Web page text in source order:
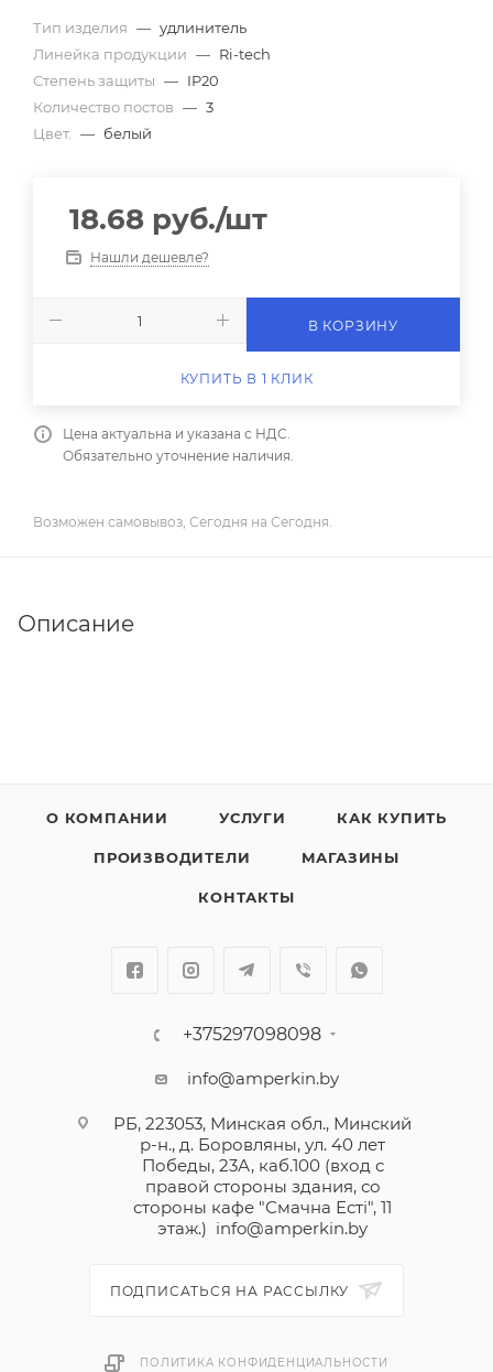
Тип изделия — удлинитель
Линейка продукции — Ri-tech
Степень защиты — IP20
Количество постов — 3
Цвет.
— белый
18.68 руб./шт
Нашли дешевле?
В КОРЗИНУ
КУПИТЬ В 1 КЛИК
Цена актуальна и указана с НДС.
Обязательно уточнение наличия.
Возможен самовывоз, Сегодня на Сегодня.
Описание
О КОМПАНИИ УСЛУГИ КАК КУПИТЬ
ПРОИЗВОДИТЕЛИ МАГАЗИНЫ
КОНТАКТЫ
+375297098098
info@amperkin.by
РБ, 223053, Минская обл., Минский
р-н., д. Боровляны, ул. 40 лет
Победы, 23А, каб.100 (вход с
правой стороны здания, со
стороны кафе "Смачна Естi", 11
этаж.) info@amperkin.by
ПОДПИСАТЬСЯ НА РАССЫЛКУ
ПОЛИТИКА КОНФИДЕНЦИАЛЬНОСТИ